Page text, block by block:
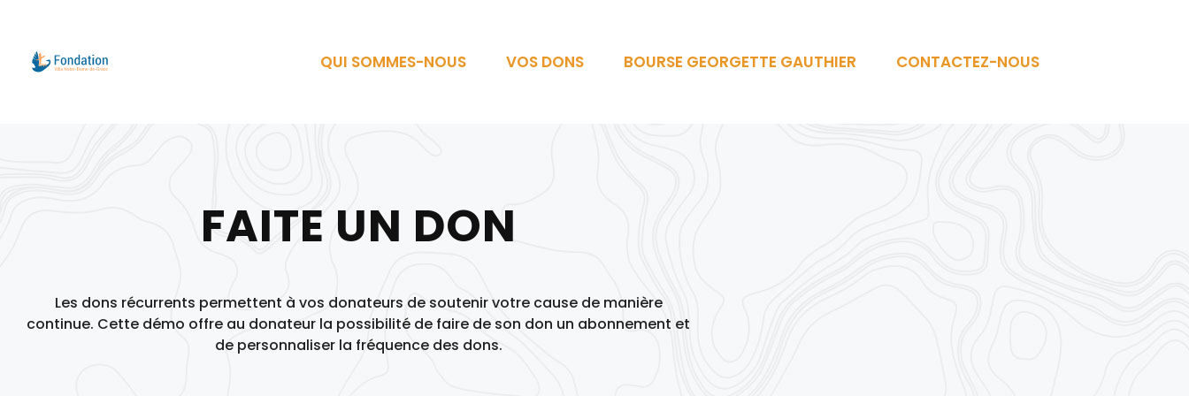
QUI SOMMES-NOUS VOS DONS BOURSE GEORGETTE GAUTHIER CONTACTEZ-NOUS
FAITE UN DON
Les dons récurrents permettent à vos donateurs de soutenir votre cause de manière
continue. Cette démo offre au donateur la possibilité de faire de son don un abonnement et
de personnaliser la fréquence des dons.